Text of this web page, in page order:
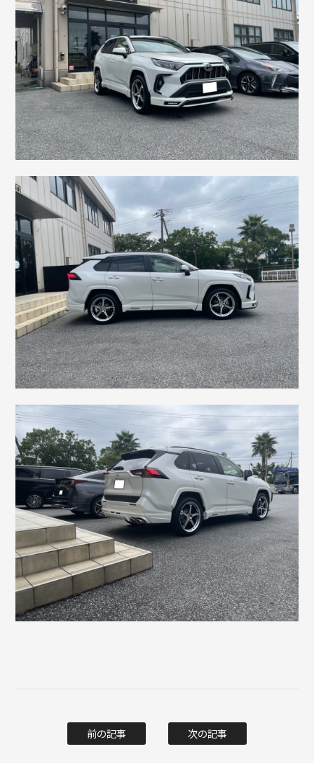
前の記事 次の記事